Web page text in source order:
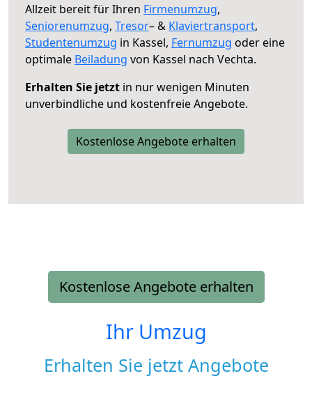
Allzeit bereit für Ihren Firmenumzug,
Seniorenumzug, Tresor– & Klaviertransport,
Studentenumzug in Kassel, Fernumzug oder eine
optimale Beiladung von Kassel nach Vechta.
Erhalten Sie jetzt in nur wenigen Minuten
unverbindliche und kostenfreie Angebote.
Kostenlose Angebote erhalten
Kostenlose Angebote erhalten
Ihr Umzug
Erhalten Sie jetzt Angebote